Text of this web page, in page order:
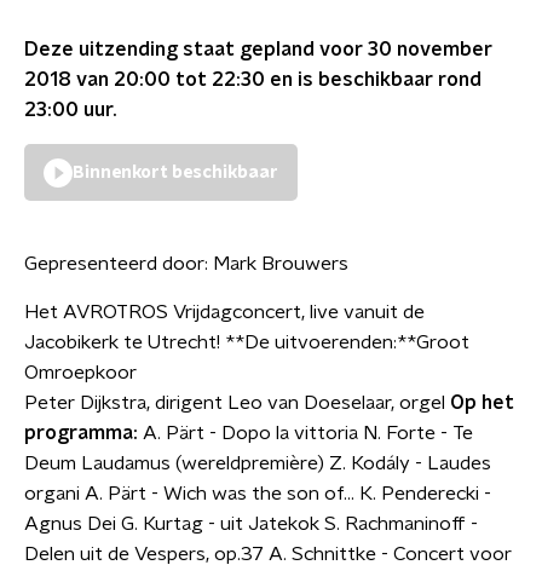
Deze uitzending staat gepland voor 30 november
2018 van 20:00 tot 22:30 en is beschikbaar rond
23:00 uur.
Binnenkort beschikbaar
Gepresenteerd door: Mark Brouwers
Het AVROTROS Vrijdagconcert, live vanuit de
Jacobikerk te Utrecht! **De uitvoerenden:**Groot
Omroepkoor
Peter Dijkstra, dirigent Leo van Doeselaar, orgel Op het
programma: A. Pärt - Dopo la vittoria N. Forte - Te
Deum Laudamus (wereldpremière) Z. Kodály - Laudes
organi A. Pärt - Wich was the son of... K. Penderecki -
Agnus Dei G. Kurtag - uit Jatekok S. Rachmaninoff -
Delen uit de Vespers, op.37 A. Schnittke - Concert voor